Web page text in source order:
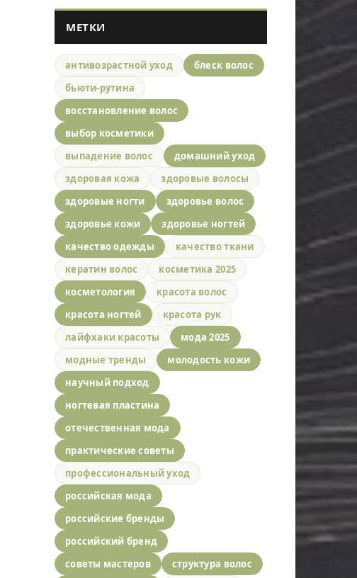
МЕТКИ
антивозрастной уход
блеск волос
бьюти-рутина
восстановление волос
выбор косметики
выпадение волос
домашний уход
здоровая кожа
здоровые волосы
здоровые ногти
здоровье волос
здоровье кожи
здоровье ногтей
качество одежды
качество ткани
кератин волос
косметика 2025
косметология
красота волос
красота ногтей
красота рук
лайфхаки красоты
мода 2025
модные тренды
молодость кожи
научный подход
ногтевая пластина
отечественная мода
практические советы
профессиональный уход
российская мода
российские бренды
российский бренд
советы мастеров
структура волос